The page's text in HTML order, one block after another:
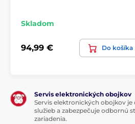
Na vášho maznáčika môžete
Petwant kedykoľvek hovoriť a
Kontakt, videá aj snímky sú
dovolí štvornohého kamaráta
a všetky pekné momenty
snímok alebo videí. Čo však robí
Skladom
94,99 € Do košíka
Servis elektronických obojkov
Servis elektronických obojkov
služieb a zabezpečuje odbornú
zariadenia.